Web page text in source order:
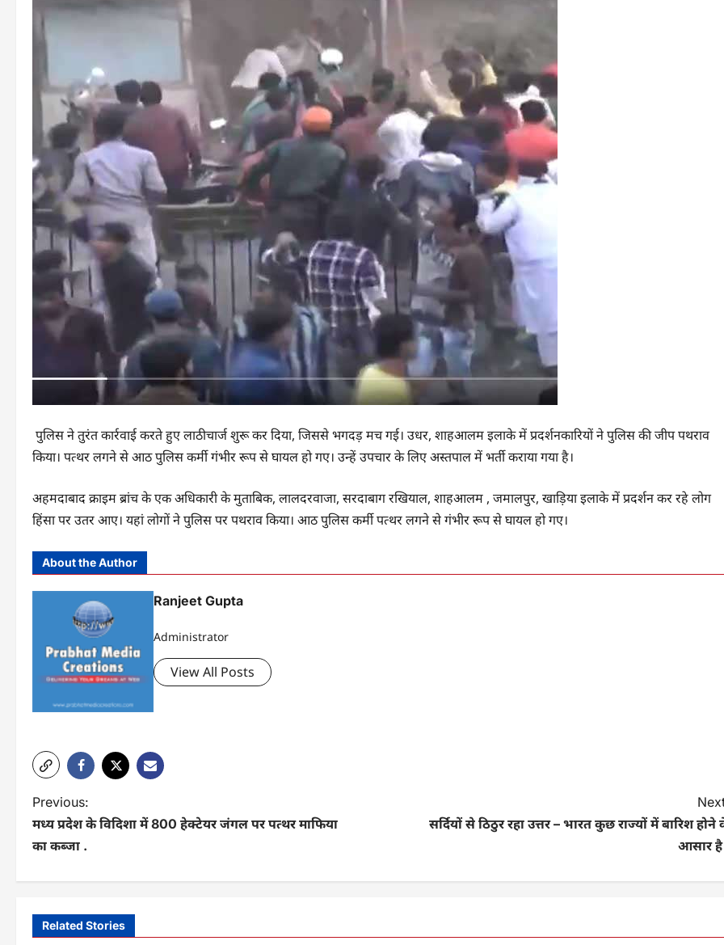
पुलिस ने तुरंत कार्रवाई करते हुए लाठीचार्ज शुरू कर दिया, जिससे भगदड़ मच गई। उधर, शाहआलम इलाके में प्रदर्शनकारियों ने पुलिस की जीप पथराव
किया। पत्थर लगने से आठ पुलिस कर्मी गंभीर रूप से घायल हो गए। उन्हें उपचार के लिए अस्तपाल में भर्ती कराया गया है।
अहमदाबाद क्राइम ब्रांच के एक अधिकारी के मुताबिक, लालदरवाजा, सरदाबाग रखियाल, शाहआलम , जमालपुर, खाड़िया इलाके में प्रदर्शन कर रहे लोग
हिंसा पर उतर आए। यहां लोगों ने पुलिस पर पथराव किया। आठ पुलिस कर्मी पत्थर लगने से गंभीर रूप से घायल हो गए।
About the Author
Ranjeet Gupta
Administrator
View All Posts
P
o
n
Previous:
मध्य प्रदेश के विदिशा में 800 हेक्टेयर जंगल पर पत्थर माफिया
का कब्जा .
सर्दियों से ठिठुर रहा उत्तर – भारत कुछ राज्यों में बारिश होने
आसार
Related Stories